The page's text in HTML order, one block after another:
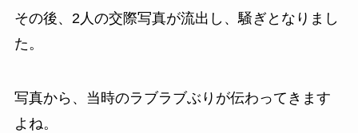
その後、2人の交際写真が流出し、騒ぎとなりまし
た。
写真から、当時のラブラブぶりが伝わってきます
よね。